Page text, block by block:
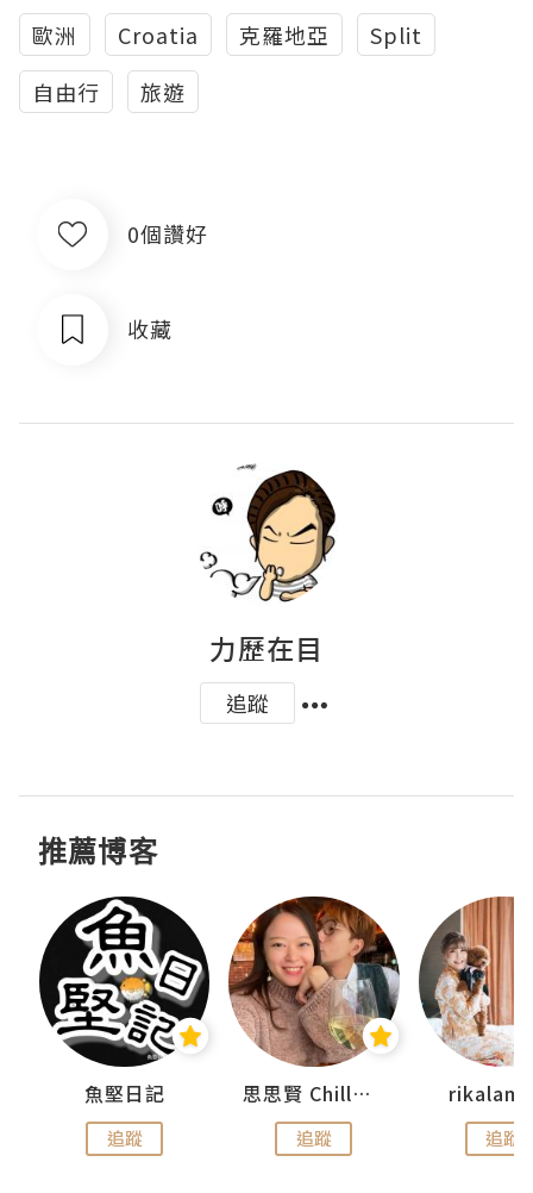
歐洲 Croatia 克羅地亞
Split
自由行
旅遊
0個讚好
收藏
力歷在目
追蹤
推薦博客
魚堅日記
追蹤
思思賢 ChillMyBabe
追蹤 追蹤